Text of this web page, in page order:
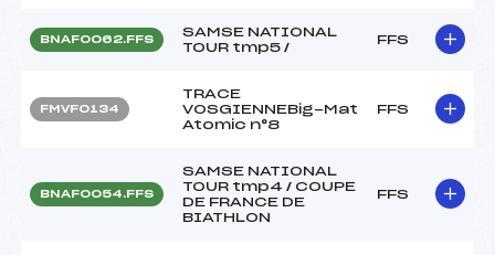
BNAF0062.FFS
SAMSE NATIONAL
TOUR tmp5 /
FFS
FMVF0134
TRACE
VOSGIENNEBig-Mat
Atomic n°8
FFS
BNAF0054.FFS
SAMSE NATIONAL
TOUR tmp4 / COUPE
DE FRANCE DE
BIATHLON
FFS